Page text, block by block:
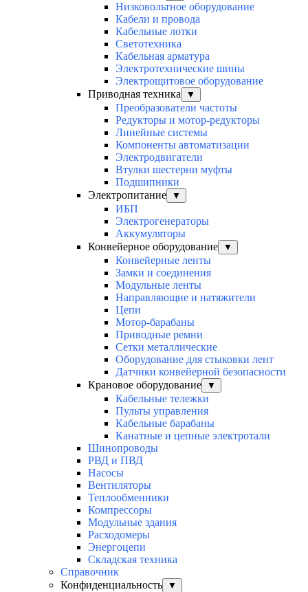
Низковольтное оборудование
Кабели и провода
Кабельные лотки
Светотехника
Кабельная арматура
Электротехнические шины
Электрощитовое оборудование
Приводная техника
▼
Преобразователи частоты
Редукторы и мотор-редукторы
Линейные системы
Компоненты автоматизации
Электродвигатели
Втулки шестерни муфты
Подшипники
Электропитание
▼
ИБП
Электрогенераторы
Аккумуляторы
Конвейерное оборудование
▼
Конвейерные ленты
Замки и соединения
Модульные ленты
Направляющие и натяжители
Цепи
Мотор-барабаны
Приводные ремни
Сетки металлические
Оборудование для стыковки лент
Датчики конвейерной безопасности
Крановое оборудование
▼
Кабельные тележки
Пульты управления
Кабельные барабаны
Канатные и цепные электротали
Шинопроводы
РВД и ПВД
Насосы
Вентиляторы
Теплообменники
Компрессоры
Модульные здания
Расходомеры
Энергоцепи
Складская техника
Справочник
Конфиденциальность
▼